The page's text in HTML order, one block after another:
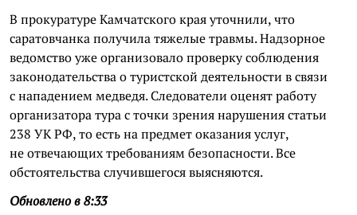
В прокуратуре Камчатского края уточнили, что
саратовчанка получила тяжелые травмы. Надзорное
ведомство уже организовало проверку соблюдения
законодательства о туристской деятельности в связи
с нападением медведя. Следователи оценят работу
организатора тура с точки зрения нарушения статьи
238 УК РФ, то есть на предмет оказания услуг,
не отвечающих требованиям безопасности. Все
обстоятельства случившегося выясняются.
Обновлено в 8:33